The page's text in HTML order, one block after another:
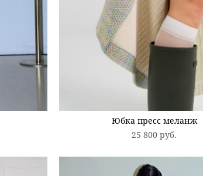
Юбка пресс меланж
25 800 pуб.